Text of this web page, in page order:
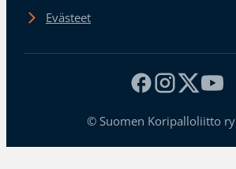
Evästeet
© Suomen Koripalloliitto